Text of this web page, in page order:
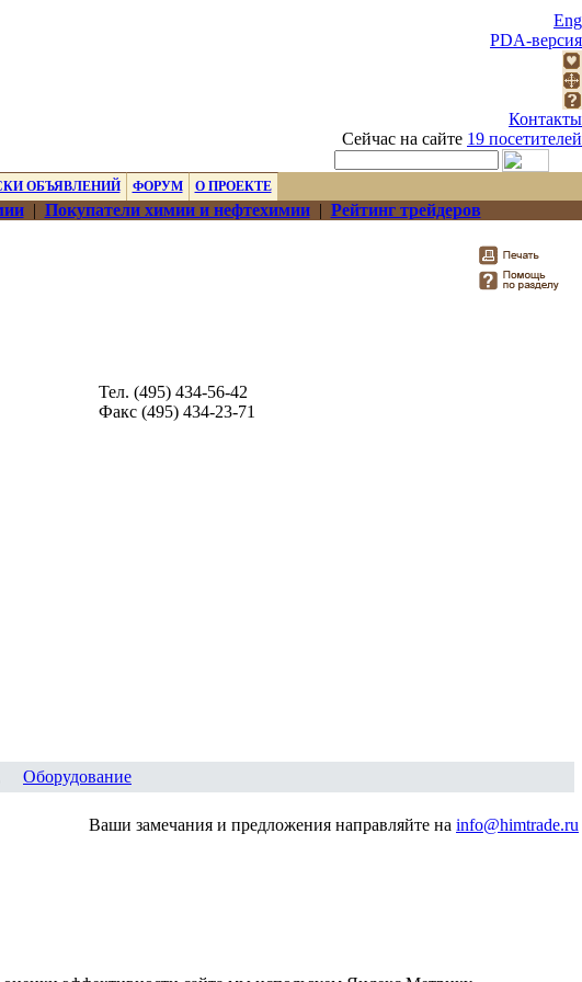
Eng
PDA-версия
Контакты
Сейчас на сайте 19 посетителей
ОБЪЯВЛЕНИЙ ФОРУМ О ПРОЕКТЕ
| Покупатели химии и нефтехимии| Рейтинг трейдеров
Тел. (495) 434-56-42
Факс (495) 434-23-71
Оборудование
Ваши замечания и предложения направляйте на info@himtrade.ru